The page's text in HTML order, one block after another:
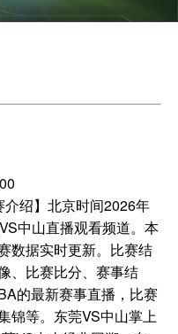
介绍】北京时间2026年
中山直播观看频道。本
数据实时更新。比赛结
、比赛比分、赛事结
的最新赛事直播，比赛
锦等。东莞VS中山掌上